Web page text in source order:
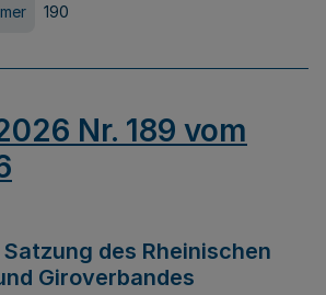
190
Nr. 189 vom
des Rheinischen
Giroverbandes